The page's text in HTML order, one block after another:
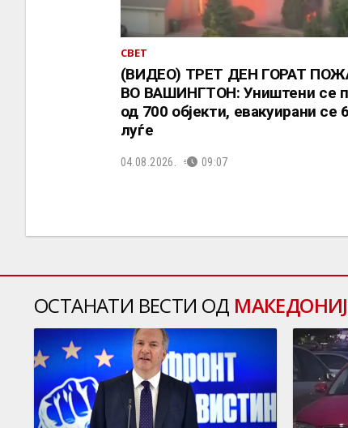
СВЕТ
(ВИДЕО) ТРЕТ ДЕН ГОРАТ
ВО ВАШИНГТОН: Уништени се
од 700 објекти, евакуирани се
луѓе
04.08.2026. 09:07
ОСТАНАТИ ВЕСТИ ОД